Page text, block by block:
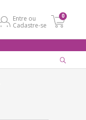
Entre ou
Cadastre-se
0